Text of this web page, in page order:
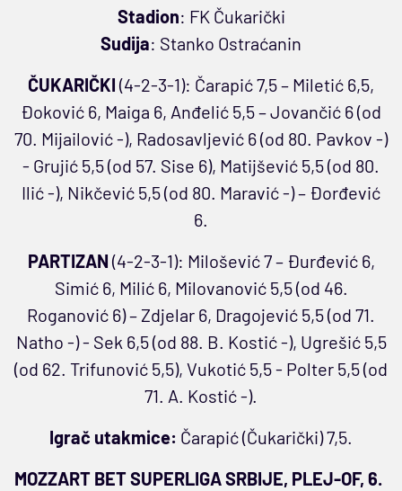
Stadion: FK Čukarički
Sudija: Stanko Ostraćanin
ČUKARIČKI (4-2-3-1): Čarapić 7,5 – Miletić 6,5,
Đoković 6, Maiga 6, Anđelić 5,5 – Jovančić 6 (od
70. Mijailović -), Radosavljević 6 (od 80. Pavkov -)
- Grujić 5,5 (od 57. Sise 6), Matijšević 5,5 (od 80.
Ilić -), Nikčević 5,5 (od 80. Maravić -) – Đorđević
6.
PARTIZAN (4-2-3-1): Milošević 7 – Đurđević 6,
Simić 6, Milić 6, Milovanović 5,5 (od 46.
Roganović 6) – Zdjelar 6, Dragojević 5,5 (od 71.
Natho -) - Sek 6,5 (od 88. B. Kostić -), Ugrešić 5,5
(od 62. Trifunović 5,5), Vukotić 5,5 - Polter 5,5 (od
71. A. Kostić -).
Igrač utakmice: Čarapić (Čukarički) 7,5.
MOZZART BET SUPERLIGA SRBIJE, PLEJ-OF, 6.